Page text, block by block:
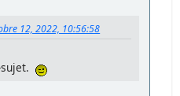
12, 2022, 10:56:58
sujet.